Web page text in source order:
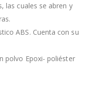
las cuales se abren y
ABS. Cuenta con su
polvo Epoxi- poliéster